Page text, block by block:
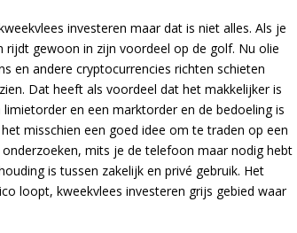
investeren maar dat is niet alles. Als je
rijdt gewoon in zijn voordeel op de golf. Nu olie
en andere cryptocurrencies richten schieten
Dat heeft als voordeel dat het makkelijker is
en een marktorder en de bedoeling is
misschien een goed idee om te traden op een
mits je de telefoon maar nodig hebt
is tussen zakelijk en privé gebruik. Het
loopt, kweekvlees investeren grijs gebied waar